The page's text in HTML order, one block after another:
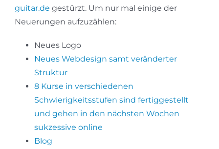
guitar.de gestürzt. Um nur mal einige der
Neuerungen aufzuzählen:
Neues Logo
Neues Webdesign samt veränderter
Struktur
8 Kurse in verschiedenen
Schwierigkeitsstufen sind fertiggestellt
und gehen in den nächsten Wochen
sukzessive online
Blog